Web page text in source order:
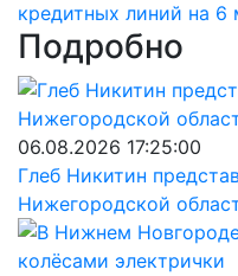
кредитных линий на 6
Подробно
06.08.2026 17:25:00
Глеб Никитин
Нижегородской